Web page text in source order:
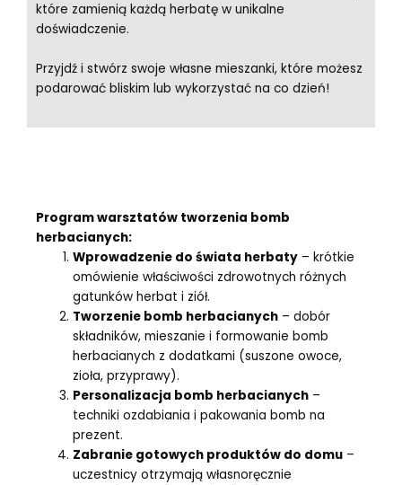
które zamienią każdą herbatę w unikalne
doświadczenie.
Przyjdź i stwórz swoje własne mieszanki, które możesz
podarować bliskim lub wykorzystać na co dzień!
Program warsztatów tworzenia bomb
herbacianych:
Wprowadzenie do świata herbaty – krótkie
omówienie właściwości zdrowotnych różnych
gatunków herbat i ziół.
Tworzenie bomb herbacianych – dobór
składników, mieszanie i formowanie bomb
herbacianych z dodatkami (suszone owoce,
zioła, przyprawy).
Personalizacja bomb herbacianych –
techniki ozdabiania i pakowania bomb na
prezent.
Zabranie gotowych produktów do domu –
uczestnicy otrzymają własnoręcznie